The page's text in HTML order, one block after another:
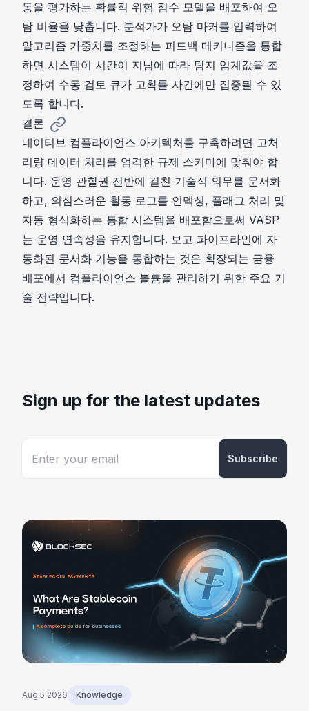
동을 평가하는 확률적 위험 점수 모델을 배포하여 오
탐 비율을 낮춥니다. 분석가가 오탐 마커를 입력하여
알고리즘 가중치를 조정하는 피드백 메커니즘을 통합
하면 시스템이 시간이 지남에 따라 탐지 임계값을 조
정하여 수동 검토 큐가 고확률 사건에만 집중될 수 있
도록 합니다.
결론
네이티브 컴플라이언스 아키텍처를 구축하려면 고처
리량 데이터 처리를 엄격한 규제 스키마에 맞춰야 합
니다. 운영 관할권 전반에 걸친 기술적 의무를 문서화
하고, 의심스러운 활동 로그를 인덱싱, 플래그 처리 및
자동 형식화하는 통합 시스템을 배포함으로써 VASP
는 운영 연속성을 유지합니다. 보고 파이프라인에 자
동화된 문서화 기능을 통합하는 것은 확장되는 금융
배포에서 컴플라이언스 볼륨을 관리하기 위한 주요 기
술 전략입니다.
Sign up for the latest updates
Subscribe
Aug 5 2026 Knowledge